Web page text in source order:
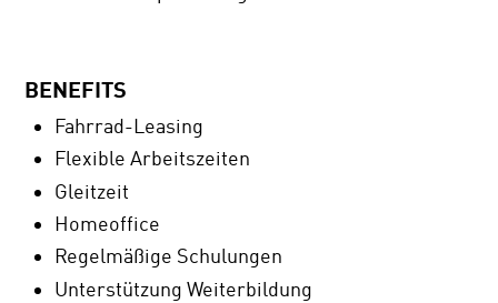
BENEFITS
Fahrrad-Leasing
Flexible Arbeitszeiten
Gleitzeit
Homeoffice
Regelmäßige Schulungen
Unterstützung Weiterbildung